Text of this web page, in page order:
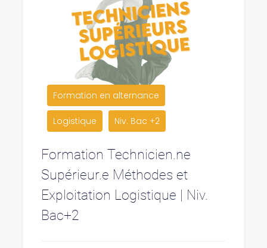
Formation en alternance
Logistique Niv. Bac +2
Formation Technicien.ne
Supérieur.e Méthodes et
Exploitation Logistique | Niv.
Bac+2